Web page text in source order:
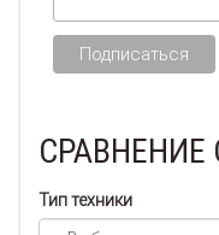
СРАВНЕНИЕ
Тип техники